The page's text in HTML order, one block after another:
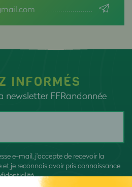
INFORMÉS
newsletter FFRandonnée
e-mail, j'accepte de recevoir la
et je reconnais avoir pris connaissance